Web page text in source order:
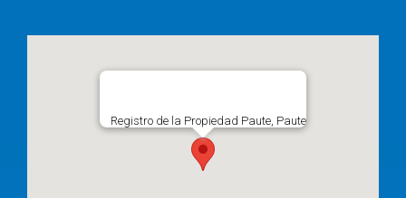
Registro de la Propiedad Paute, Paute